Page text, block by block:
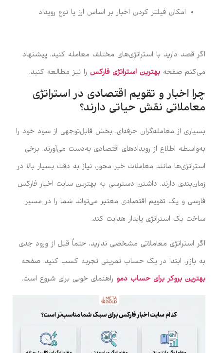
امکان فیلتر کردن اخبار بر اساس ارز یا نوع رویداد
اگر قصد دارید با استراتژی‌های مختلف معامله کنید، پیشنهاد
می‌کنم صفحه بهترین استراتژی فارکس را نیز مطالعه کنید.
چرا اخبار و تقویم اقتصادی در استراتژی
معاملاتی نقش حیاتی دارند؟
بسیاری از معامله‌گران حرفه‌ای، بخش قابل‌توجهی از سود خود را
به‌واسطه اطلاع از رویدادهای اقتصادی به‌دست می‌آورند. برخی
استراتژی‌ها مانند معاملات خبر محور، نیاز به دقت بسیار بالا در
زمان‌بندی دارند. داشتن دسترسی به بهترین سایت اخبار فارکس
فارسی و یک تقویم اقتصادی معتبر می‌تواند شما را در مسیر
ساخت یک استراتژی پایدار هدایت کند.
اگر استراتژی معاملاتی مشخصی ندارید، حتماً قبل از ورود جدی
به بازار، ابتدا در یک حساب تمرینی تجربه کسب کنید. صفحه
بهترین بروکر برای حساب دمو راهنمای خوبی برای شروع است.